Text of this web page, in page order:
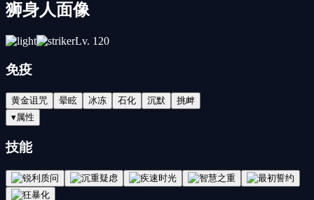
狮身人面像
Lv. 120
免疫
黄金诅咒 晕眩 冰冻 石化 沉默
挑衅
▾属性
技能